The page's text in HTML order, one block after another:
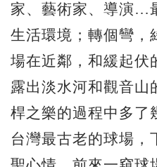
家、藝術家、導演…
生活環境；轉個彎，
場在近鄰，和緩起伏
露出淡水河和觀音山
桿之樂的過程中多了
台灣最古老的球場，